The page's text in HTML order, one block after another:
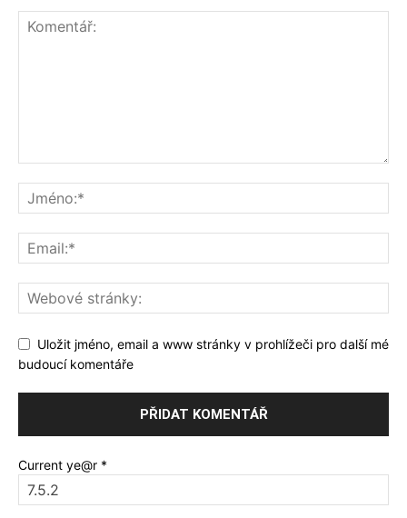
Uložit jméno, email a www stránky v prohlížeči pro další mé
budoucí komentáře
Current ye@r *